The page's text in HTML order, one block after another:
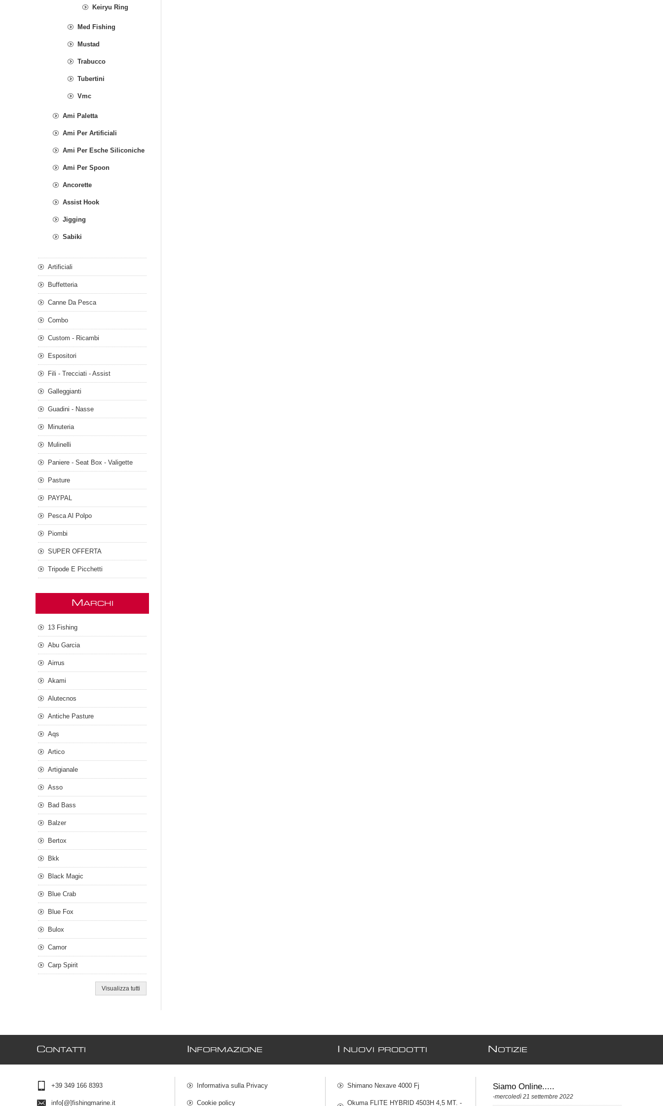
Keiryu Ring
Med Fishing
Mustad
Trabucco
Tubertini
Vmc
Ami Paletta
Ami Per Artificiali
Ami Per Esche Siliconiche
Ami Per Spoon
Ancorette
Assist Hook
Jigging
Sabiki
Artificiali
Buffetteria
Canne Da Pesca
Combo
Custom - Ricambi
Espositori
Fili - Trecciati - Assist
Galleggianti
Guadini - Nasse
Minuteria
Mulinelli
Paniere - Seat Box - Valigette
Pasture
PAYPAL
Pesca Al Polpo
Piombi
SUPER OFFERTA
Tripode E Picchetti
M ARCHI
13 Fishing
Abu Garcia
Airrus
Akami
Alutecnos
Antiche Pasture
Aqs
Artico
Artigianale
Asso
Bad Bass
Balzer
Bertox
Bkk
Black Magic
Blue Crab
Blue Fox
Bulox
Camor
Carp Spirit
Visualizza tutti
CONTATTI
+39 349 166 8393
info[@]fishingmarine.it
NFORMAZIONE
Informativa sulla Privacy
Cookie policy
NUOVI PRODOTTI
Shimano Nexave 4000 Fj
Okuma FLITE HYBRID 4503H 4,5 MT. -
N OTIZIE
Siamo Online.....
-mercoledì 21 settembre 2022